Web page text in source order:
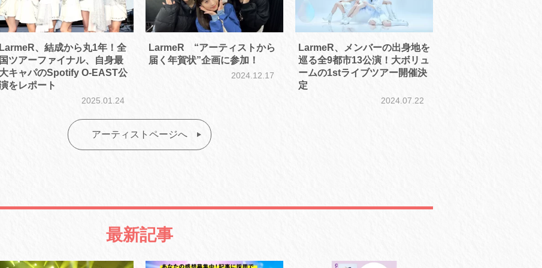
LarmeR、結成から丸1年！全
国ツアーファイナル、自身最
大キャパのSpotify O-EAST公
をレポート
2025.01.24
LarmeR “アーティストから
届く年賀状”企画に参加！
2024.12.17
LarmeR、メンバーの出身地を
巡る全9都市13公演！大ボリュ
ームの1stライブツアー開催決
定
2024.07.22
アーティストページへ
最新記事